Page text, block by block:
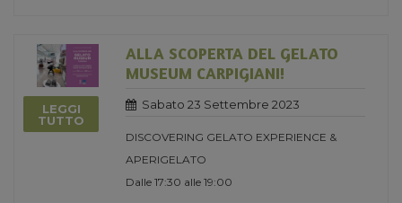
LEGGI
TUTTO
ALLA SCOPERTA DEL GELATO
MUSEUM CARPIGIANI!
Sabato 23 Settembre 2023
DISCOVERING GELATO EXPERIENCE &
APERIGELATO
Dalle 17:30 alle 19:00